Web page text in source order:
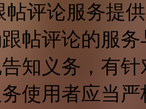
帖评论服务提
帖评论的服
知义务，有
使用者应当